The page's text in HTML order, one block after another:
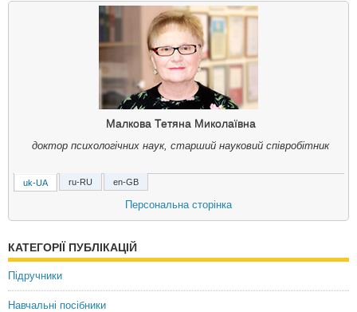
Малкова Тетяна Миколаївна
доктор психологічних наук, старший науковий співробітник
Малкова Татьяна Николаевна
доктор психологических наук, старший научный сотрудник
Tetiana Mykolaivna Malkova
Doctor of Psychological Sciences, Senior Research Officer
uk-UA ru-RU en-GB
Персональна сторінка
КАТЕГОРІЇ ПУБЛІКАЦІЙ
Підручники
Навчальні посібники